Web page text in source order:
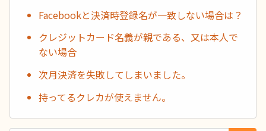
Facebookと決済時登録名が一致しない場合は？
クレジットカード名義が親である、又は本人で
ない場合
次月決済を失敗してしまいました。
持ってるクレカが使えません。